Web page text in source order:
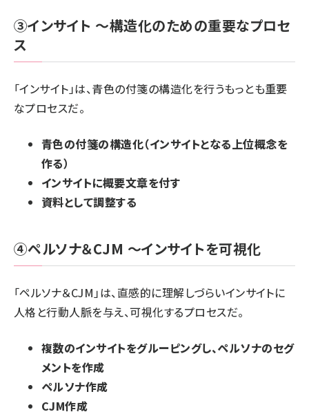
③インサイト ～構造化のための重要なプロセ
ス
「インサイト」は、青色の付箋の構造化を行うもっとも重要
なプロセスだ。
青色の付箋の構造化（インサイトとなる上位概念を
作る）
インサイトに概要文章を付す
資料として調整する
④ペルソナ＆CJM ～インサイトを可視化
「ペルソナ＆CJM」は、直感的に理解しづらいインサイトに
人格と行動人脈を与え、可視化するプロセスだ。
複数のインサイトをグルーピングし、ペルソナのセグ
メントを作成
ペルソナ作成
CJM作成